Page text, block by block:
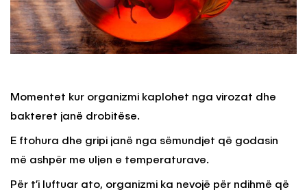
Momentet kur organizmi kaplohet nga virozat dhe
bakteret janë drobitëse.
E ftohura dhe gripi janë nga sëmundjet që godasin
më ashpër me uljen e temperaturave.
Për t’i luftuar ato, organizmi ka nevojë për ndihmë që